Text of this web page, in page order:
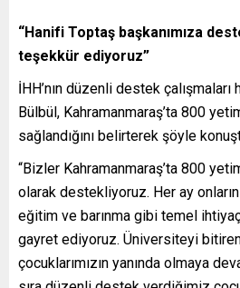
“Hanifi Toptaş başkanımıza
teşekkür ediyoruz”
İHH’nın düzenli destek
Bülbül, Kahramanmaraş’ta 800
sağlandığını belirterek şöyle
“Bizler Kahramanmaraş’ta 800
olarak destekliyoruz. Her ay
eğitim ve barınma gibi temel
gayret ediyoruz. Üniversiteyi
çocuklarımızın yanında olmaya